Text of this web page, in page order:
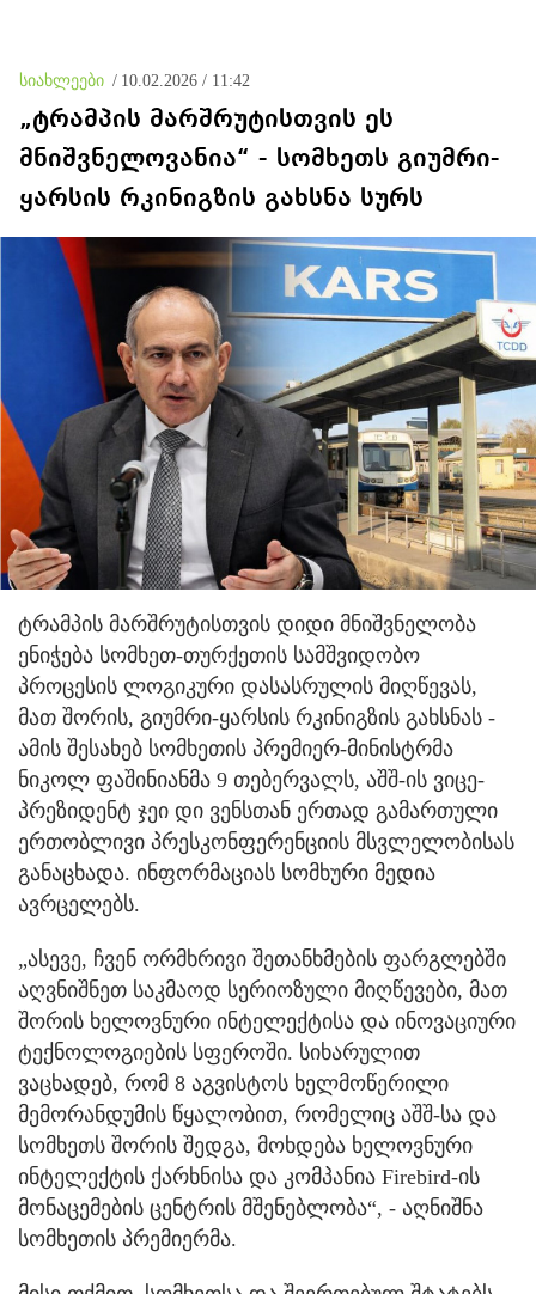
სიახლეები / 10.02.2026 / 11:42
„ტრამპის მარშრუტისთვის ეს
მნიშვნელოვანია“ - სომხეთს გიუმრი-
ყარსის რკინიგზის გახსნა სურს
ტრამპის მარშრუტისთვის დიდი მნიშვნელობა
ენიჭება სომხეთ-თურქეთის სამშვიდობო
პროცესის ლოგიკური დასასრულის მიღწევას,
მათ შორის, გიუმრი-ყარსის რკინიგზის გახსნას -
ამის შესახებ სომხეთის პრემიერ-მინისტრმა
ნიკოლ ფაშინიანმა 9 თებერვალს, აშშ-ის ვიცე-
პრეზიდენტ ჯეი დი ვენსთან ერთად გამართული
ერთობლივი პრესკონფერენციის მსვლელობისას
განაცხადა. ინფორმაციას სომხური მედია
ავრცელებს.
„ასევე, ჩვენ ორმხრივი შეთანხმების ფარგლებში
აღვნიშნეთ საკმაოდ სერიოზული მიღწევები, მათ
შორის ხელოვნური ინტელექტისა და ინოვაციური
ტექნოლოგიების სფეროში. სიხარულით
ვაცხადებ, რომ 8 აგვისტოს ხელმოწერილი
მემორანდუმის წყალობით, რომელიც აშშ-სა და
სომხეთს შორის შედგა, მოხდება ხელოვნური
ინტელექტის ქარხნისა და კომპანია Firebird-ის
მონაცემების ცენტრის მშენებლობა“, - აღნიშნა
სომხეთის პრემიერმა.